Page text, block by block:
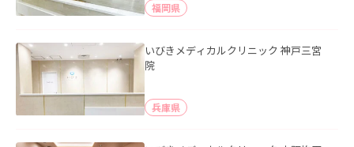
福岡県
いびきメディカルクリニック 神戸三宮
院
兵庫県